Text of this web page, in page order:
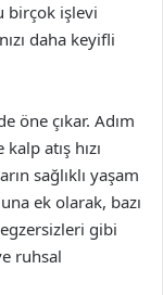
birçok işlevi
daha keyifli
öne çıkar. Adım
atış hızı
sağlıklı yaşam
ek olarak, bazı
gibi
ruhsal